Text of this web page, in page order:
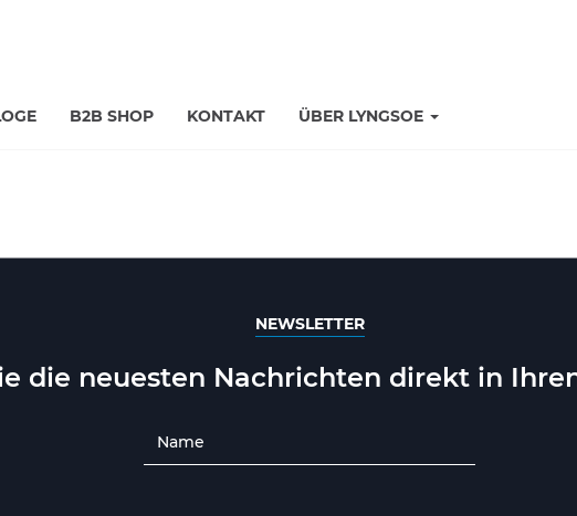
B2B SHOP KONTAKT ÜBER LYNGSOE
NEWSLETTER
die neuesten Nachrichten direkt in